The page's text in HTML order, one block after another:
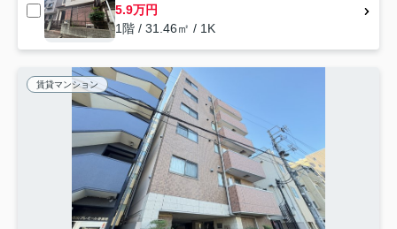
5.9万円
1階 / 31.46㎡ / 1K
賃貸マンション